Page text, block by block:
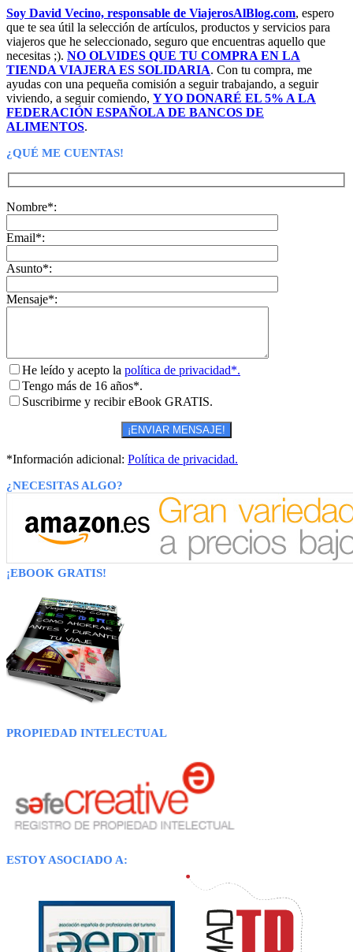
Soy David Vecino, responsable de ViajerosAlBlog.com, espero
que te sea útil la selección de artículos, productos y servicios para
viajeros que he seleccionado, seguro que encuentras aquello que
necesitas ;). NO OLVIDES QUE TU COMPRA EN LA
TIENDA VIAJERA ES SOLIDARIA. Con tu compra, me
ayudas con una pequeña comisión a seguir trabajando, a seguir
viviendo, a seguir comiendo, Y YO DONARÉ EL 5% A LA
FEDERACIÓN ESPAÑOLA DE BANCOS DE
ALIMENTOS.
¿QUÉ ME CUENTAS!
Nombre*:
Email*:
Asunto*:
Mensaje*:
He leído y acepto la política de privacidad*.
Tengo más de 16 años*.
Suscribirme y recibir eBook GRATIS.
*Información adicional: Política de privacidad.
¿NECESITAS ALGO?
¡EBOOK GRATIS!
PROPIEDAD INTELECTUAL
ESTOY ASOCIADO A: